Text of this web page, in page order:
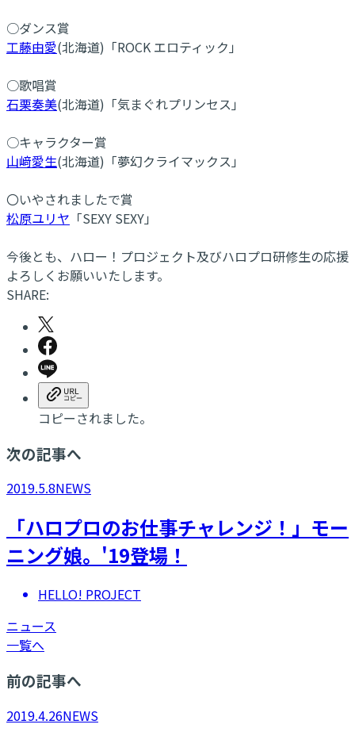
○ダンス賞
工藤由愛(北海道)「ROCK エロティック」
○歌唱賞
石栗奏美(北海道)「気まぐれプリンセス」
○キャラクター賞
山﨑愛生(北海道)「夢幻クライマックス」
〇いやされましたで賞
松原ユリヤ 「SEXY SEXY」
今後とも、ハロー！プロジェクト及びハロプロ研修生の応援
よろしくお願いいたします。
SHARE:
コピーされました。
次の記事へ
2019.5.8NEWS
「ハロプロのお仕事チャレンジ！」モー
ニング娘。'19登場！
HELLO! PROJECT
ニュース
一覧へ
前の記事へ
2019.4.26NEWS